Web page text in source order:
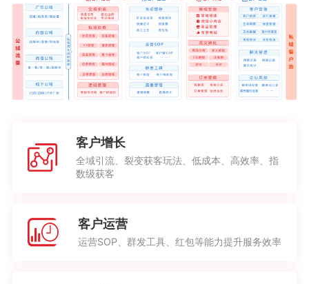
客户增长
全域引流、裂变获客玩法、低成本、高效率、指
数级获客
客户运营
运营SOP、群发工具、红包等能力提升服务效率